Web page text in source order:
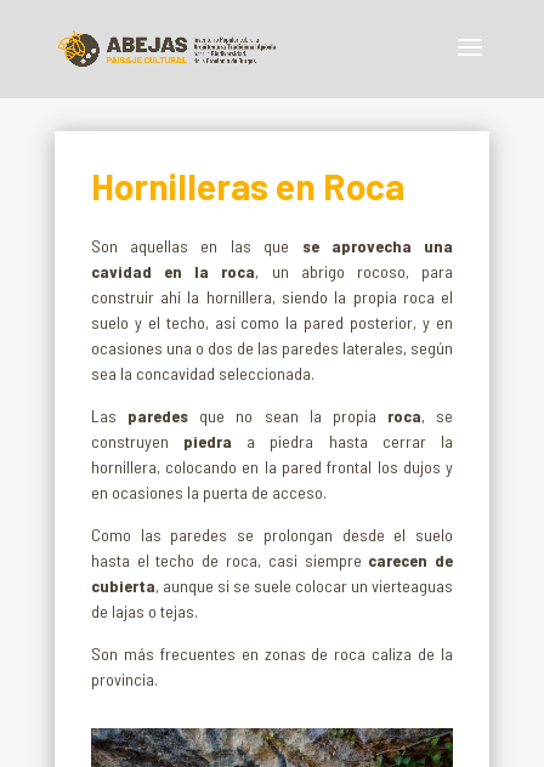
Hornilleras en Roca
Son aquellas en las que se aprovecha una
cavidad en la roca, un abrigo rocoso, para
construir ahí la hornillera, siendo la propia roca el
suelo y el techo, así como la pared posterior, y en
ocasiones una o dos de las paredes laterales, según
sea la concavidad seleccionada.
Las paredesque no sean la propia roca, se
construyen piedra a piedra hasta cerrar la
hornillera, colocando en la pared frontal los dujos y
en ocasiones la puerta de acceso.
Como las paredes se prolongan desde el suelo
hasta el techo de roca, casi siempre carecen de
cubierta, aunque si se suele colocar un vierteaguas
de lajas o tejas.
Son más frecuentes en zonas de roca caliza de la
provincia.